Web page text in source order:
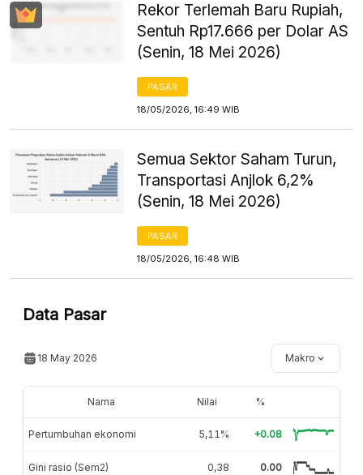
Rekor Terlemah Baru Rupiah,
Sentuh Rp17.666 per Dolar AS
(Senin, 18 Mei 2026)
PASAR
18/05/2026, 16:49 WIB
Semua Sektor Saham Turun,
Transportasi Anjlok 6,2%
(Senin, 18 Mei 2026)
PASAR
18/05/2026, 16:48 WIB
Data Pasar
18 May 2026 Makro
Nama Nilai %
Pertumbuhan ekonomi 5,11% +0.08
Gini rasio (Sem2) 0,38 0.00